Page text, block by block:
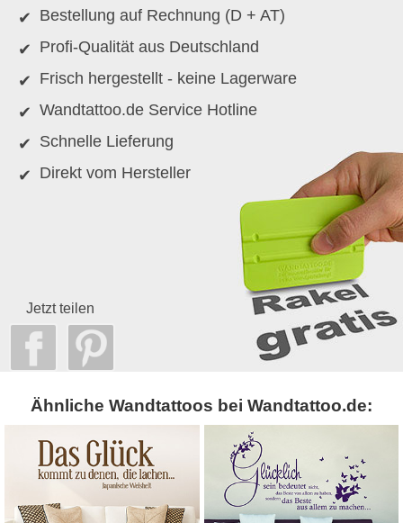
Bestellung auf Rechnung (D + AT)
Profi-Qualität aus Deutschland
Frisch hergestellt - keine Lagerware
Wandtattoo.de Service Hotline
Schnelle Lieferung
Direkt vom Hersteller
Jetzt teilen
Ähnliche Wandtattoos bei Wandtattoo.de: